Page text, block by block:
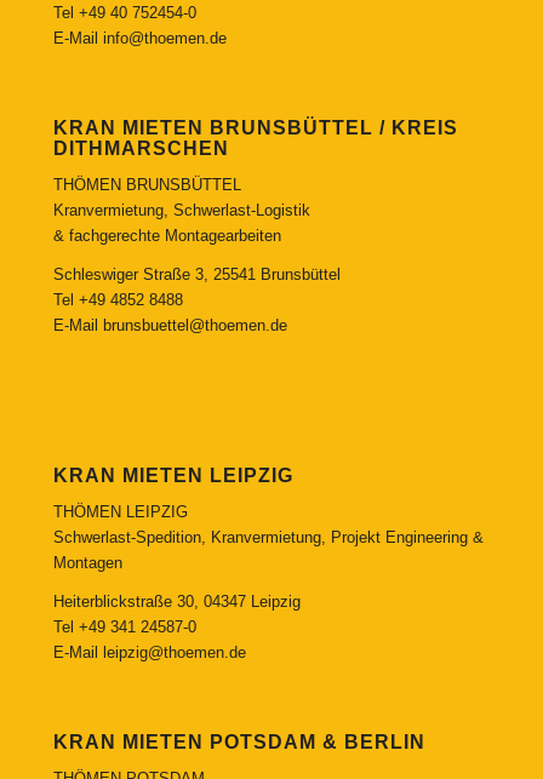
Tel +49 40 752454-0
E-Mail info@thoemen.de
KRAN MIETEN BRUNSBÜTTEL / KREIS
DITHMARSCHEN
THÖMEN BRUNSBÜTTEL
Kranvermietung, Schwerlast-Logistik
& fachgerechte Montagearbeiten
Schleswiger Straße 3, 25541 Brunsbüttel
Tel +49 4852 8488
E-Mail
brunsbuettel@thoemen.de
KRAN MIETEN LEIPZIG
THÖMEN LEIPZIG
Schwerlast-Spedition, Kranvermietung, Projekt Engineering &
Montagen
Heiterblickstraße 30, 04347 Leipzig
Tel +49 341 24587-0
E-Mail
leipzig@thoemen.de
KRAN MIETEN POTSDAM & BERLIN